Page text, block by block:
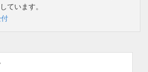
ています。